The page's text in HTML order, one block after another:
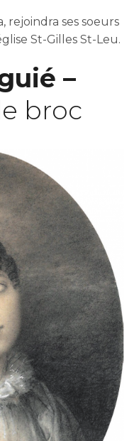
rejoindra ses soeurs
St-Gilles St-Leu.
–
broc